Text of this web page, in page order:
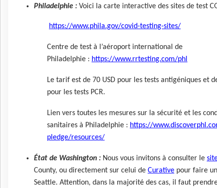
Philadelphie :Voici la carte interactive des sites de test
https://www.phila.gov/covid-testing-sites/
Centre de test à l’aéroport international de
Philadelphie : https://www.rrtesting.com/phl
Le tarif est de 70 USD pour les tests antigéniques et
pour les tests PCR.
Lien vers toutes les mesures sur la sécurité et les
sanitaires à Philadelphie : https://
pledge/resources/
État de Washington :Nous vous invitons à consulter le
County, ou directement sur celui de Curativepour faire
Seattle. Attention, dans la majorité des cas, il faut